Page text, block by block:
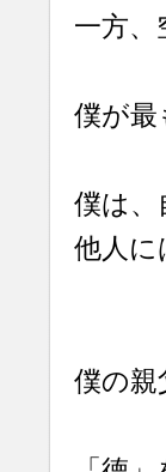
一方、
僕が最
僕は、
他人に
僕の親